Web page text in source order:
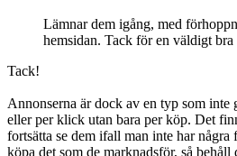
Lämnar dem igång, med
hemsidan. Tack för en väldigt
Tack!
Annonserna är dock av en typ som inte
eller per klick utan bara per köp. Det
fortsätta se dem ifall man inte har
köpa det som de marknadsför, så